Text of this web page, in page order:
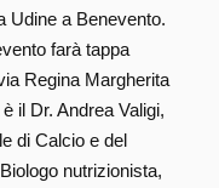
Udine a Benevento.
farà tappa
Regina Margherita
il Dr. Andrea Valigi,
di Calcio e del
nutrizionista,